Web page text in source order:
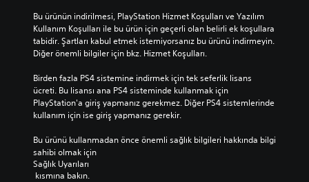
Bu ürünün indirilmesi, PlayStation Hizmet Koşulları ve Yazılım
Kullanım Koşulları ile bu ürün için geçerli olan belirli ek koşullara
tabidir. Şartları kabul etmek istemiyorsanız bu ürünü indirmeyin.
Diğer önemli bilgiler için bkz. Hizmet Koşulları.
Birden fazla PS4 sistemine indirmek için tek seferlik lisans
ücreti. Bu lisansı ana PS4 sisteminde kullanmak için
PlayStation'a giriş yapmanız gerekmez. Diğer PS4 sistemlerinde
kullanım için ise giriş yapmanız gerekir.
Bu ürünü kullanmadan önce önemli sağlık bilgileri hakkında bilgi
sahibi olmak için
Sağlık Uyarıları
kısmına bakın.